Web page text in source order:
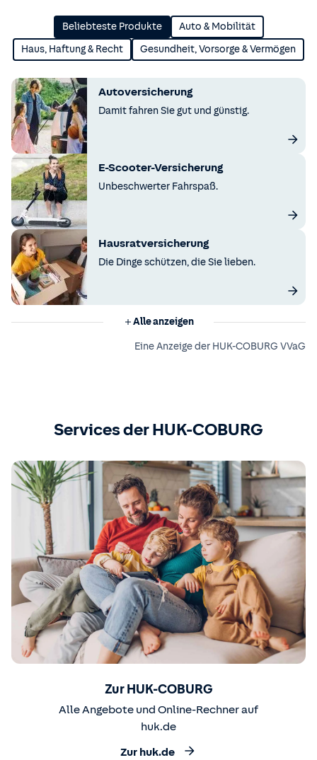
Beliebteste Produkte Auto & Mobilität
Haus, Haftung & Recht Gesundheit, Vorsorge & Vermögen
Autoversicherung
Damit fahren Sie gut und günstig.
E-Scooter-Versicherung
Unbeschwerter Fahrspaß.
Hausratversicherung
Die Dinge schützen, die Sie lieben.
Alle anzeigen
Eine Anzeige der HUK-COBURG VVaG
Services der HUK-COBURG
Zur HUK-COBURG
Alle Angebote und Online-Rechner auf
huk.de
Zur huk.de